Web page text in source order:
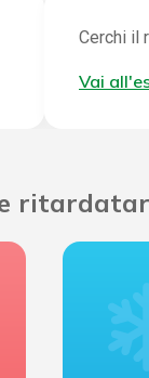
Cerchi il
Vai